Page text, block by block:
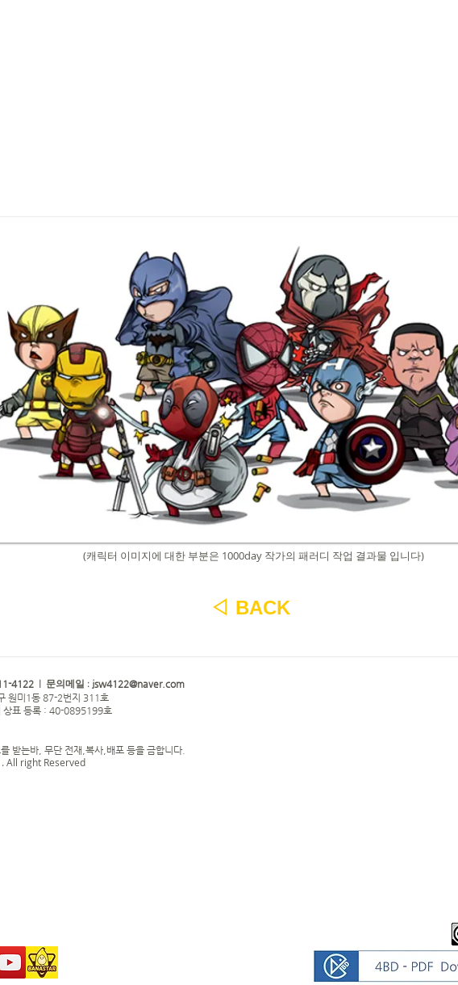
(캐릭터 이미지에 대한 부분은 1000day 작가의 패러디 작업 결과물 입니다)
◁ BACK
4122 | 문의메일 : jsw4122@naver.com
원미1동 87-2번지 311호
표 등록 : 40-0895199호
받는바, 무단 전재,복사,배포 등을 금합니다.
All right Reserved